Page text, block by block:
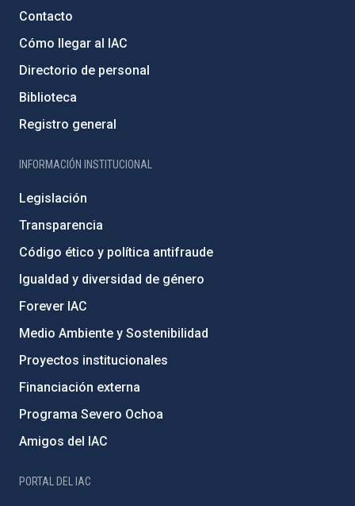
Contacto
Cómo llegar al IAC
Directorio de personal
Biblioteca
Registro general
INFORMACIÓN INSTITUCIONAL
Legislación
Transparencia
Código ético y política antifraude
Igualdad y diversidad de género
Forever IAC
Medio Ambiente y Sostenibilidad
Proyectos institucionales
Financiación externa
Programa Severo Ochoa
Amigos del IAC
PORTAL DEL IAC